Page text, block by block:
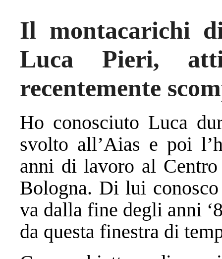
Il montacarichi
Luca Pieri,
recentemente
Ho conosciuto Luca
svolto all’Aias e poi
anni di lavoro al
Bologna. Di lui
va dalla fine degli anni
da questa finestra di